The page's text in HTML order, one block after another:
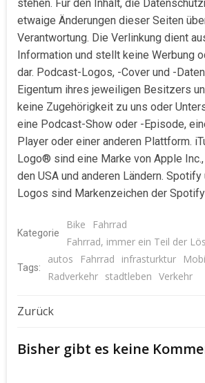
stehen. Für den Inhalt, die
etwaige Änderungen dieser Seiten
Verantwortung. Die Verlinkung dient
Information und stellt keine Werbung
dar. Podcast-Logos, -Cover und -
Eigentum ihres jeweiligen Besitzers
keine Zugehörigkeit zu uns oder
eine Podcast-Show oder -Episode,
Player oder einer anderen Plattform.
Logo® sind eine Marke von Apple
den USA und anderen Ländern.
Logos sind Markenzeichen der
Kategorie
Bike
Fahrrad
Fahrrad, immer ein Teil der
Tags:
autos Fahrrad infrasturktur
Radverkehr stadtleben Verkehr
Beitragsnavigation
Zurück
Bisher gibt es keine